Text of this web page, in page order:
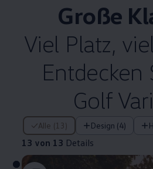
Große
Viel Platz,
Entdecken
Golf
Alle (13) Design (4)
13 von 13 Details
13 von 13 Details